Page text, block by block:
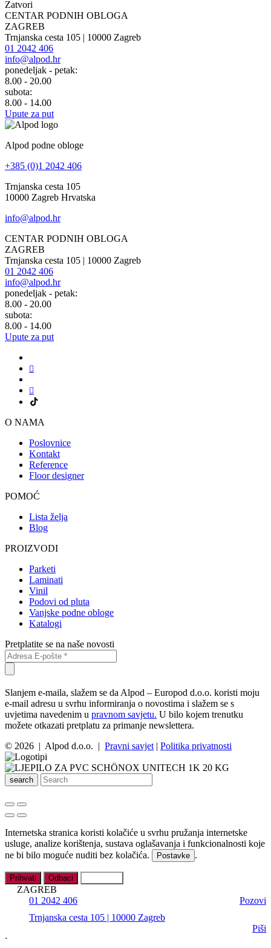
Zatvori
CENTAR PODNIH OBLOGA
ZAGREB
Trnjanska cesta 105 | 10000 Zagreb
01 2042 406
info@alpod.hr
ponedeljak - petak:
8.00 - 20.00
subota:
8.00 - 14.00
Upute za put
Alpod podne obloge
+385 (0)1 2042 406
Trnjanska cesta 105
10000 Zagreb Hrvatska
info@alpod.hr
CENTAR PODNIH OBLOGA
ZAGREB
Trnjanska cesta 105 | 10000 Zagreb
01 2042 406
info@alpod.hr
ponedeljak - petak:
8.00 - 20.00
subota:
8.00 - 14.00
Upute za put
O NAMA
Poslovnice
Kontakt
Reference
Floor designer
POMOĆ
Lista želja
Blog
PROIZVODI
Parketi
Laminati
Vinil
Podovi od pluta
Vanjske podne obloge
Katalogi
Pretplatite se na naše novosti
Slanjem e-maila, slažem se da Alpod – Europod d.o.o. koristi moju
e-mail adresu u svrhu informiranja o novostima i slažem se s
uvjetima navedenim u pravnom savjetu. U bilo kojem trenutku
možete otkazati pretplatu za primanje newslettera.
© 2026 | Alpod d.o.o. | Pravni savjet | Politika privatnosti
search
Internetska stranica koristi kolačiće u svrhu pružanja internetske
usluge, analize korištenja, sustava oglašavanja i funkcionalnosti koje
ne bi bilo moguće nuditi bez kolačića.
Postavke .
Prihvati Odbaci
ZAGREB
01 2042 406
Pozovi
Trnjanska cesta 105 | 10000 Zagreb
Piši
;